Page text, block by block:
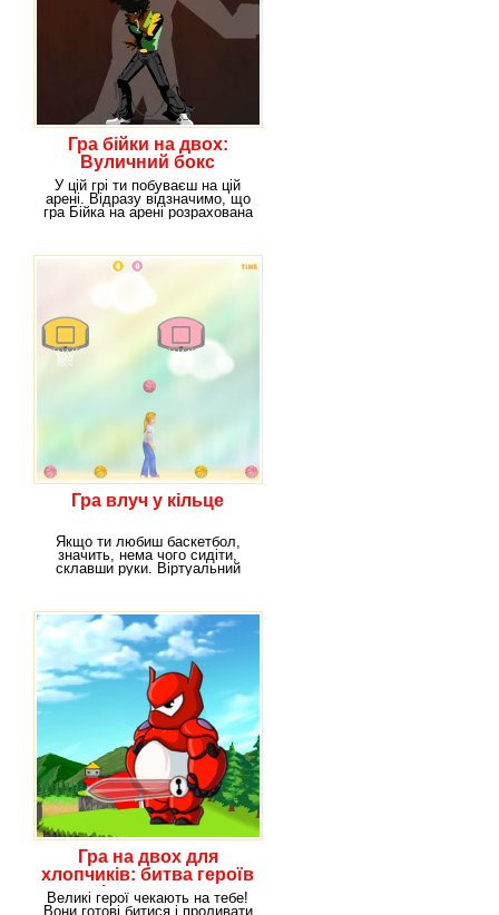
Гра бійки на двох:
Вуличний бокс
У цій грі ти побуваєш на цій
арені. Відразу відзначимо, що
гра Бійка на арені розрахована
Гра влуч у кільце
Якщо ти любиш баскетбол,
значить, нема чого сидіти,
склавши руки. Віртуальний
Гра на двох для
хлопчиків: битва героїв
зі скелетами
Великі герої чекають на тебе!
Вони готові битися і проливати